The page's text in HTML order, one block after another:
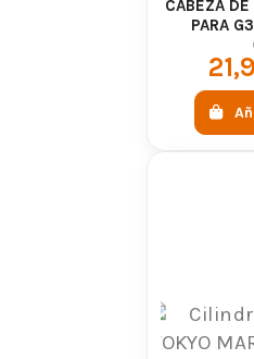
CABEZA DE
PARA